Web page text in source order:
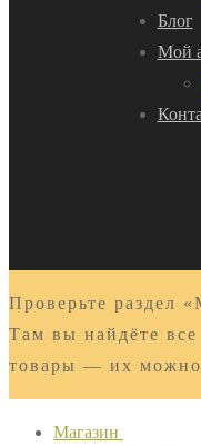
Блог
Мой
Проверьте раздел
Там вы найдёте
товары — их можно
Магазин